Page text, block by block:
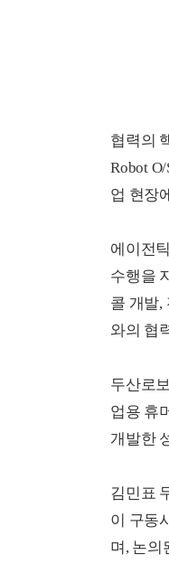
협력의
Robot
업 현장
에이전
수행을
콜 개발,
와의 협
두산로
업용 휴
개발한
김민표
이 구동
며, 논의